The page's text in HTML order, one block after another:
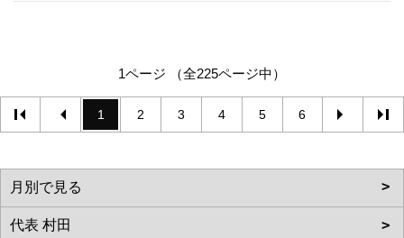
1ページ （全225ページ中）
1 2 3 4 5 6